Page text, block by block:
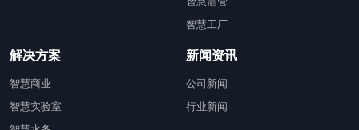
智慧工厂
解决方案
智慧商业
智慧实验室
新闻资讯
公司新闻
行业新闻